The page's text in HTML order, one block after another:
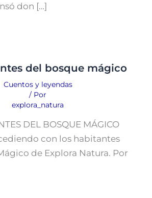
don […]
del bosque mágico
Cuentos y leyendas
/ Por
explora_natura
DEL BOSQUE MÁGICO
con los habitantes
de Explora Natura. Por